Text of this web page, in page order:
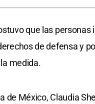
que las
de defensa y
medida.
de México, Claudia